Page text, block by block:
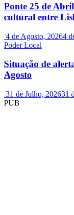
Ponte 25 de
cultural entre
4 de Agosto, 20264
Poder Local
Situação de
Agosto
31 de Julho, 202631
PUB